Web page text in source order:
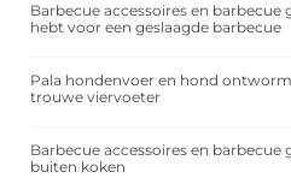
Barbecue accessoires en barbecue
hebt voor een geslaagde barbecue
Pala hondenvoer en hond
trouwe viervoeter
Barbecue accessoires en
buiten koken